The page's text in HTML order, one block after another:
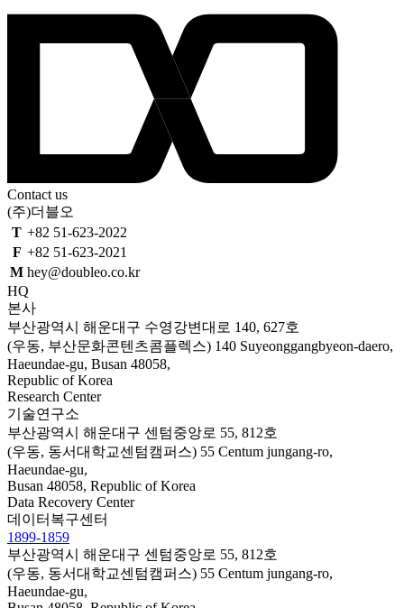
Contact us
(주)더블오
T +82 51-623-2022
F +82 51-623-2021
M hey@doubleo.co.kr
HQ
본사
부산광역시 해운대구 수영강변대로 140, 627호
(우동, 부산문화콘텐츠콤플렉스) 140 Suyeonggangbyeon-daero,
Haeundae-gu, Busan 48058,
Republic of Korea
Research Center
기술연구소
부산광역시 해운대구 센텀중앙로 55, 812호
(우동, 동서대학교센텀캠퍼스) 55 Centum jungang-ro,
Haeundae-gu,
Busan 48058, Republic of Korea
Data Recovery Center
데이터복구센터
1899-1859
부산광역시 해운대구 센텀중앙로 55, 812호
(우동, 동서대학교센텀캠퍼스) 55 Centum jungang-ro,
Haeundae-gu,